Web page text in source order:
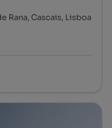
Rana, Cascais, Lisboa